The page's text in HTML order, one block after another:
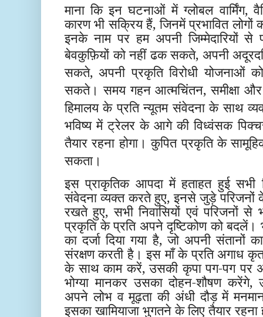
माना कि इन घटनाओं में ग्लोबल वार्मिंग,
कारण भी सक्रिय हैं, जिनमें प्रभावित लोगों
इनके नाम पर हम अपनी जिम्मेदारियों
बेवकुफ़ियोंको नहीं ढक सकते, अपनी
सकते, अपनी प्रकृति विरोधी योजनाओं
सकते। समय गहन आत्मचिंतन, समीक्षा
हिमालय के प्रति न्यूतम संवेदना के साथ
भविष्य में ट्रेलर के आगे की विध्वंसक
तैयार रहना होगा। कुपित प्रकृति के
सकता।
इस प्राकृतिक आपदा में हताहत हुई सभी
संवेदना व्यक्त करते हुए, इनसे जुड़े परिजनों के
रखते हुए, सभी निवासियों एवं परिजनों से
प्रकृति के प्रति अपने दृष्टिकोण को बदलें।
का दर्जा दिया गया है, जो अपनी
संरक्षण करती है। इस माँ के प्रति अगाध
के साथ काम करें, उसकी कृपा पग-पग पर
भोग्या मानकर उसका दोहन-शौषण करेंगे,
अपने लोभ व मूढ़ता की अंधी दौड़ में
इसका खामियाजा भुगतने के लिए तैयार रहना